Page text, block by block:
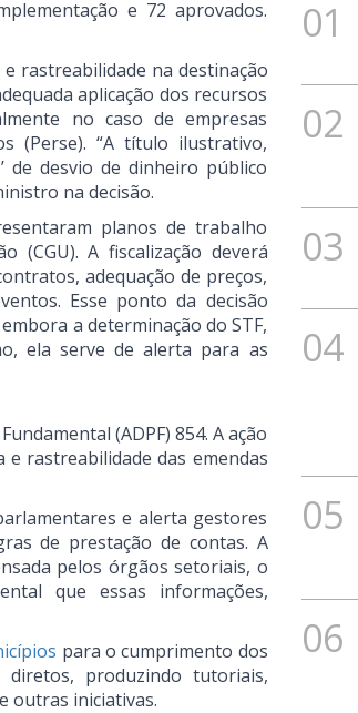
e 72 aprovados.
rastreabilidade na destinação
aplicação dos recursos
no caso de empresas
(Perse). “A título ilustrativo,
de desvio de dinheiro público
na decisão.
planos de trabalho
A fiscalização deverá
adequação de preços,
Esse ponto da decisão
a determinação do STF,
ela serve de alerta para as
(ADPF) 854. A ação
rastreabilidade das emendas
e alerta gestores
de prestação de contas. A
pelos órgãos setoriais, o
que essas informações,
para o cumprimento dos
produzindo tutoriais,
outras iniciativas.
01
02
03
04
05
06